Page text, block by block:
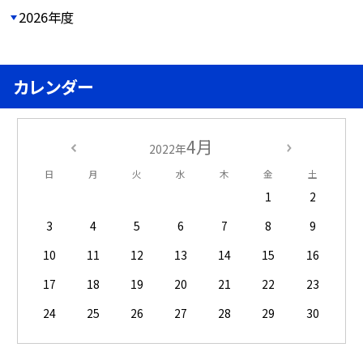
2026年度
カレンダー
2022年4月
日 月 火 水 木 金 土
1
2
3
4 5 6 7 8
9
10
11 12 13 14 15
16
17
18 19 20 21 22
23
24
25 26 27 28 29 30